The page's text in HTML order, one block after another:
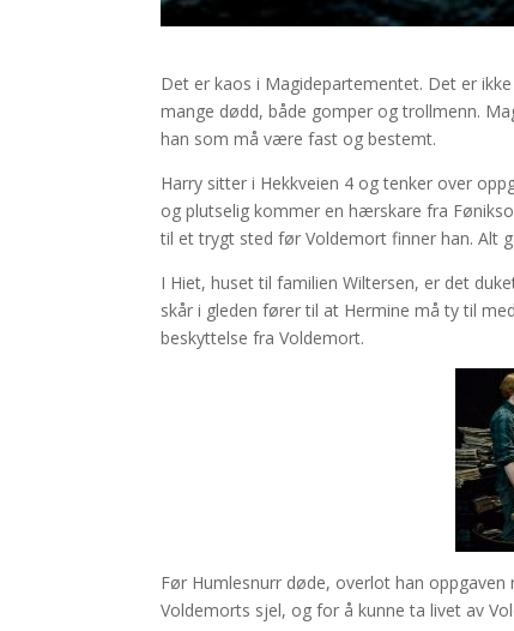
Det er kaos i Magidepartementet. Det er
mange dødd, både gomper og trollmenn.
han som må være fast og bestemt.
Harry sitter i Hekkveien 4 og tenker over
og plutselig kommer en hærskare fra
til et trygt sted før Voldemort finner han. Alt
I Hiet, huset til familien Wiltersen, er det
skår i gleden fører til at Hermine må ty til
beskyttelse fra Voldemort.
Før Humlesnurr døde, overlot han
Voldemorts sjel, og for å kunne ta livet av